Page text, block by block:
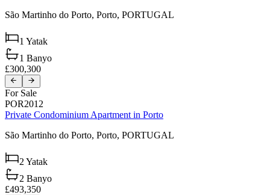
São Martinho do Porto, Porto, PORTUGAL
1 Yatak
1 Banyo
£300,300
For Sale
POR2012
Private Condominium Apartment in Porto
São Martinho do Porto, Porto, PORTUGAL
2 Yatak
2 Banyo
£493,350